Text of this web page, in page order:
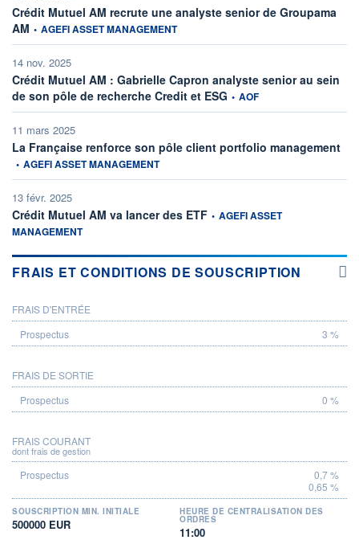
Crédit Mutuel AM recrute une analyste senior de Groupama
AM information fournie par
• AGEFI ASSET MANAGEMENT
14 nov. 2025
Crédit Mutuel AM : Gabrielle Capron analyste senior au sein
de son pôle de recherche Credit et ESG information fournie par
• AOF
11 mars 2025
La Française renforce son pôle client portfolio management
• AGEFI ASSET MANAGEMENT
13 févr. 2025
Crédit Mutuel AM va lancer des ETFinformation fournie par
• AGEFI ASSET
MANAGEMENT
FRAIS ET CONDITIONS DE SOUSCRIPTION
PROSPECTUS
FRAIS D'ENTRÉE
3 %
FRAIS DE SORTIE
0 %
FRAIS COURANT
dont frais de gestion
0,7 %
0,65 %
SOUSCRIPTION MIN. INITIALE
500000 EUR
HEURE DE CENTRALISATION DES
ORDRES
11:00